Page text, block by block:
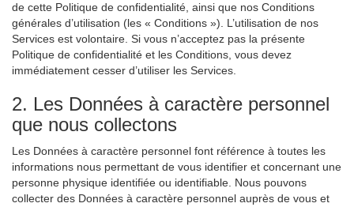
de cette Politique de confidentialité, ainsi que nos Conditions
générales d’utilisation (les « Conditions »). L’utilisation de nos
Services est volontaire. Si vous n’acceptez pas la présente
Politique de confidentialité et les Conditions, vous devez
immédiatement cesser d’utiliser les Services.
2. Les Données à caractère personnel
que nous collectons
Les Données à caractère personnel font référence à toutes les
informations nous permettant de vous identifier et concernant une
personne physique identifiée ou identifiable. Nous pouvons
collecter des Données à caractère personnel auprès de vous et